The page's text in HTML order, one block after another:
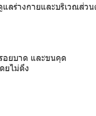
ร่างกายและบริเวณส่ว
อยบาด และขนคุด
ยไม่ดึง